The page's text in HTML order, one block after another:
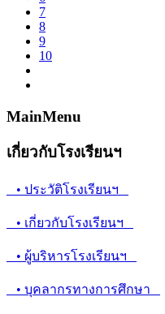
หน้า 3 จาก 10
1
4
5
7
10
MainMenu
เกี่ยวกับโรงเรียนฯ